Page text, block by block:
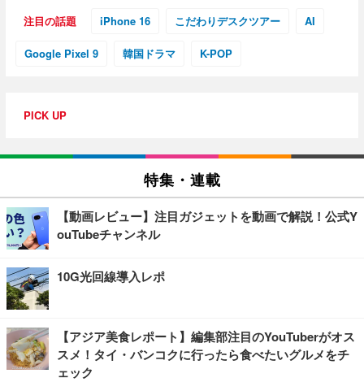
注目の話題 iPhone 16 こだわりデスクツアー AI
Google Pixel 9 韓国ドラマ K-POP
PICK UP
特集・連載
【動画レビュー】注目ガジェットを動画で解説！公式Y
ouTubeチャンネル
10G光回線導入レポ
【アジア美食レポート】編集部注目のYouTuberがオス
スメ！タイ・バンコクに行ったら食べたいグルメをチ
ェック